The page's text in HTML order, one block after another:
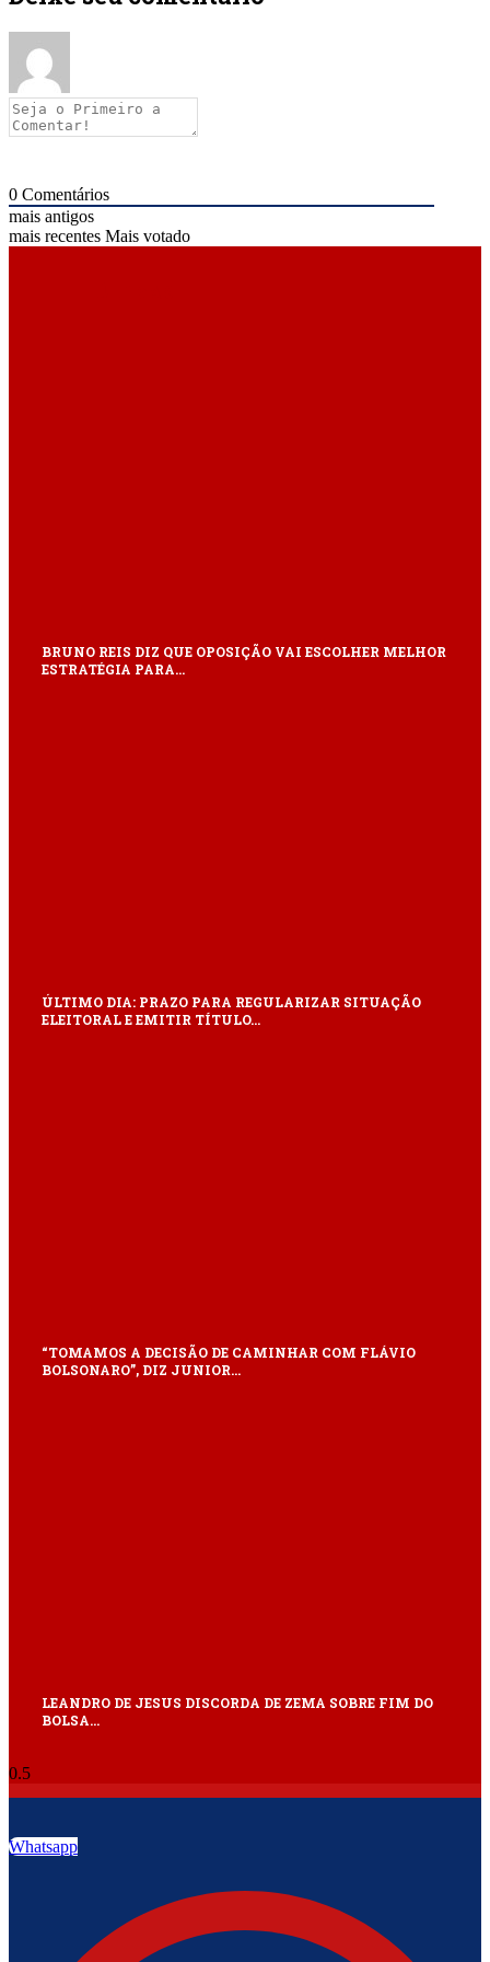
0 Comentários
mais antigos
mais recentes Mais votado
BRUNO REIS DIZ QUE OPOSIÇÃO VAI ESCOLHER MELHOR
ESTRATÉGIA PARA…
ÚLTIMO DIA: PRAZO PARA REGULARIZAR SITUAÇÃO
ELEITORAL E EMITIR TÍTULO…
“TOMAMOS A DECISÃO DE CAMINHAR COM FLÁVIO
BOLSONARO”, DIZ JUNIOR…
LEANDRO DE JESUS DISCORDA DE ZEMA SOBRE FIM DO
BOLSA…
Whatsapp